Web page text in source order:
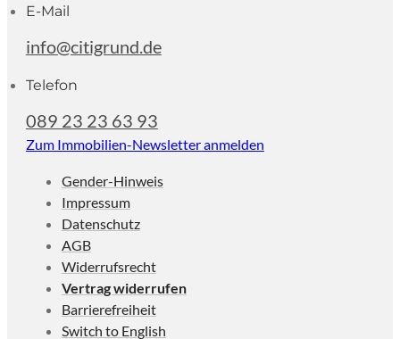
E-Mail
info@citigrund.de
Telefon
089 23 23 63 93
Zum Immobilien-Newsletter anmelden
Gender-Hinweis
Impressum
Datenschutz
AGB
Widerrufsrecht
Vertrag widerrufen
Barrierefreiheit
Switch to English